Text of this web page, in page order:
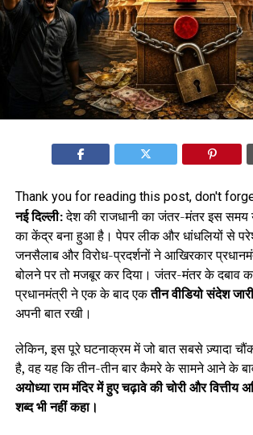
Thank you for reading this post, don't
नई दिल्ली:देश की राजधानी का जंतर-मंतर इस
का केंद्र बना हुआ है। पेपर लीक और धांधलियों से
जनसैलाब और विरोध-प्रदर्शनों ने आखिरकार
बोलने पर तो मजबूर कर दिया। जंतर-मंतर के दबाव
प्रधानमंत्री ने एक के बाद एकतीन वीडियो संदेश
अपनी बात रखी।
लेकिन, इस पूरे घटनाक्रम में जो बात सबसे ज़्यादा
है, वह यह कि तीन-तीन बार कैमरे के सामने आने के
अयोध्या राम मंदिर में हुए चढ़ावे की चोरी और वित्तीय
शब्द भी नहीं कहा।